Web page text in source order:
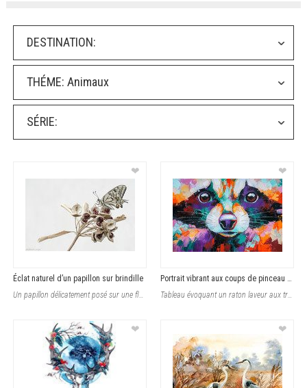
DESTINATION:
THÉME: Animaux
SÉRIE:
❤
Éclat naturel d’un papillon sur brindille
Un papillon délicatement posé sur une fleur sèche capture le regard avec son
❤
Portrait vibrant aux coups de pinceau expressifs
Tableau évoquant un raton laveur aux traits marqués par une peinture abstraite
❤ ❤